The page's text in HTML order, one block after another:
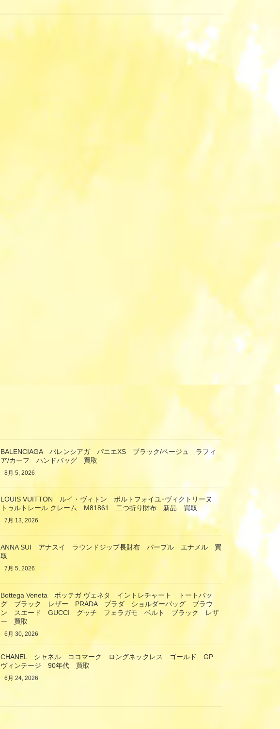
BALENCIAGA バレンシアガ パニエXS ブラック/ベージュ ラフィ
ア/カーフ ハンドバッグ 買取
8月 5, 2026
LOUIS VUITTON ルイ・ヴィトン ポルトフォイユ･ヴィクトリーヌ
トゥルトレール クレーム M81861 二つ折り財布 新品 買取
7月 13, 2026
ANNA SUI アナスイ ラウンドジップ長財布 パープル エナメル 買
取
7月 5, 2026
Bottega Veneta ボッテガ ヴェネタ イントレチャート トートバッ
グ ブラック レザー PRADA プラダ ショルダーバッグ ブラウ
ン スエード GUCCI グッチ フェラガモ ベルト ブラック レザ
ー 買取
6月 30, 2026
CHANEL シャネル ココマーク ロングネックレス ゴールド GP
ヴィンテージ 90年代 買取
6月 24, 2026